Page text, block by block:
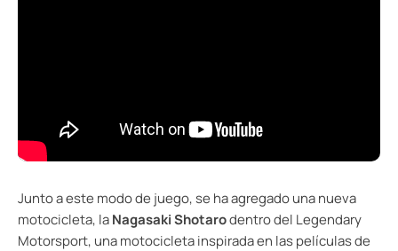
Junto a este modo de juego, se ha agregado una nueva
motocicleta, laNagasaki Shotarodentro del Legendary
Motorsport, una motocicleta inspirada en las películas de